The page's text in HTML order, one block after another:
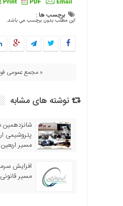
برچسب ها :
این مطلب بدون برچسب می باشد.
« مجمع عمومی
نوشته های مشابه
پتروشیمی
مسیر اربعین
مسیر